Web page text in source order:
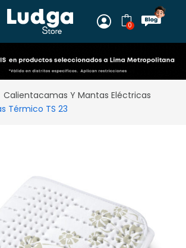
0
Calientacamas Y Mantas Eléctricas
Térmico TS 23